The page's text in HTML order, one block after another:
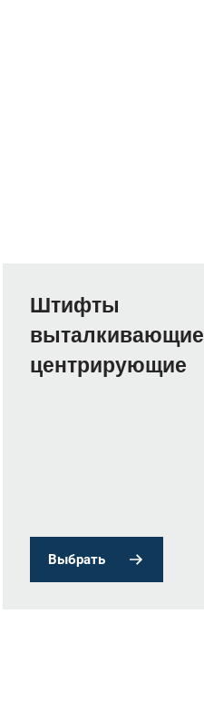
Штифты
выталкивающие
центрирующие
Выбрать